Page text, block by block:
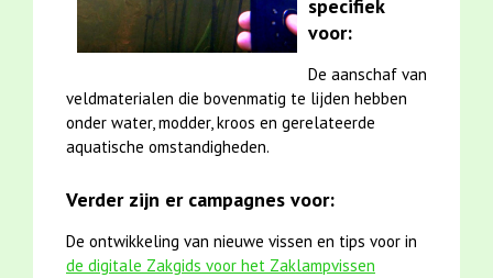
specifiek
voor:
De aanschaf van
veldmaterialen die bovenmatig te lijden hebben
onder water, modder, kroos en gerelateerde
aquatische omstandigheden.
Verder zijn er campagnes voor:
De ontwikkeling van nieuwe vissen en tips voor in
de digitale Zakgids voor het Zaklampvissen